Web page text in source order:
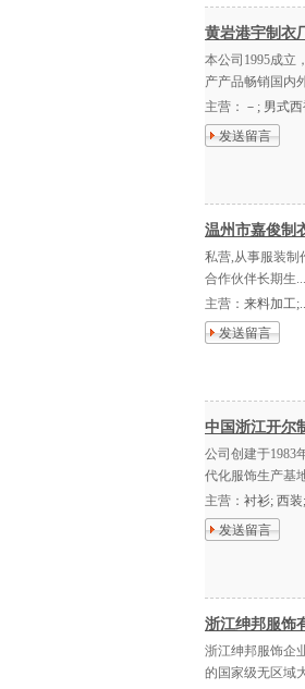
黄岩港宇制衣
本公司1995成立
产产品畅销国内
主营： －; 男式西
发送留言
温州市嘉俊制
私营,从事服装制
合作伙伴长期生...
主营： 来料加工
发送留言
中国浙江开尔
公司创建于1983
代化服饰生产基
主营： 衬衫; 西
发送留言
浙江绅邦服饰
浙江绅邦服饰企
的国家级无区域